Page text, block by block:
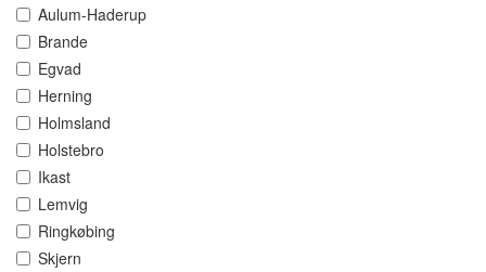
Aulum-Haderup
Brande
Egvad
Herning
Holmsland
Holstebro
Ikast
Lemvig
Ringkøbing
Skjern